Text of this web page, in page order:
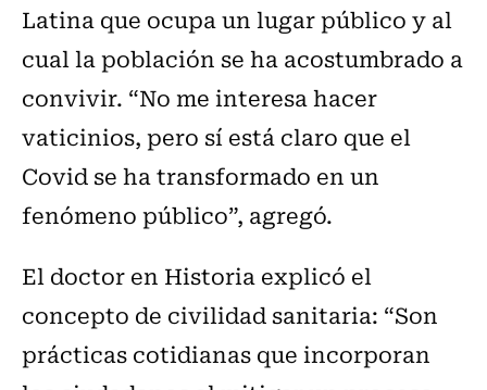
Latina que ocupa un lugar público y al
cual la población se ha acostumbrado a
convivir. “No me interesa hacer
vaticinios, pero sí está claro que el
Covid se ha transformado en un
fenómeno público”, agregó.
El doctor en Historia explicó el
concepto de civilidad sanitaria: “Son
prácticas cotidianas que incorporan